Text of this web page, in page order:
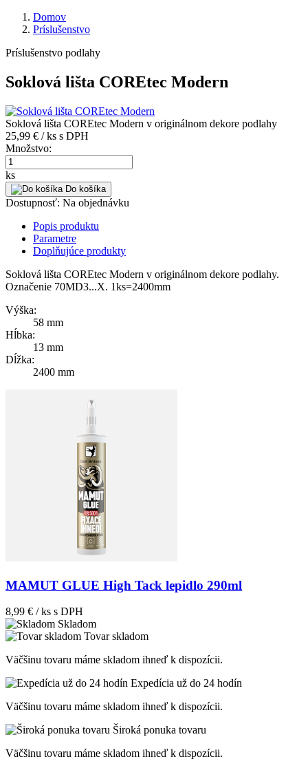
Domov
Príslušenstvo
Príslušenstvo podlahy
Soklová lišta COREtec Modern
Soklová lišta COREtec Modern v originálnom dekore podlahy
25,99 € / ks s DPH
Množstvo:
ks
Do košíka
Dostupnosť: Na objednávku
Popis produktu
Parametre
Doplňujúce produkty
Soklová lišta COREtec Modern v originálnom dekore podlahy.
Označenie 70MD3...X. 1ks=2400mm
Výška:
58 mm
Hĺbka:
13 mm
Dĺžka:
2400 mm
MAMUT GLUE High Tack lepidlo 290ml
8,99 € / ks s DPH
Skladom
Tovar skladom
Väčšinu tovaru máme skladom ihneď k dispozícii.
Expedícia už do 24 hodín
Väčšinu tovaru máme skladom ihneď k dispozícii.
Široká ponuka tovaru
Väčšinu tovaru máme skladom ihneď k dispozícii.